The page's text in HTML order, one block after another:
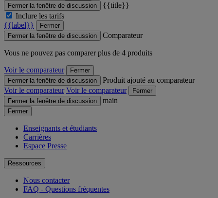
Fermer la fenêtre de discussion
{{title}}
Inclure les tarifs
{{label}}
Fermer
Fermer la fenêtre de discussion
Comparateur
Vous ne pouvez pas comparer plus de 4 produits
Voir le comparateur
Fermer
Fermer la fenêtre de discussion
Produit ajouté au comparateur
Voir le comparateur Voir le comparateur
Fermer
Fermer la fenêtre de discussion
main
Fermer
Enseignants et étudiants
Carrières
Espace Presse
Ressources
Nous contacter
FAQ - Questions fréquentes